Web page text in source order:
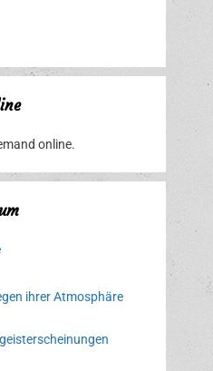
online.
ihrer Atmosphäre